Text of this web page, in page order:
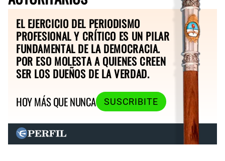
EL EJERCICIO DEL PERIODISMO
PROFESIONAL Y CRÍTICO ES UN PILAR
FUNDAMENTAL DE LA DEMOCRACIA.
POR ESO MOLESTA A QUIENES CREEN
SER LOS DUEÑOS DE LA VERDAD.
HOY MÁS QUE NUNCA
SUSCRIBITE